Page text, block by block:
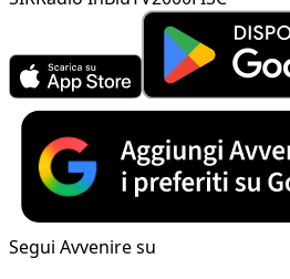
Segui Avvenire su